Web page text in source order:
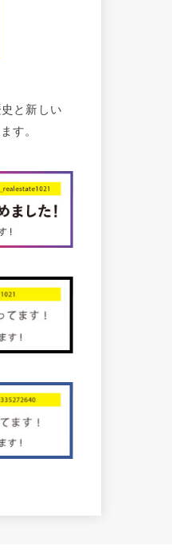
と新しい
す。